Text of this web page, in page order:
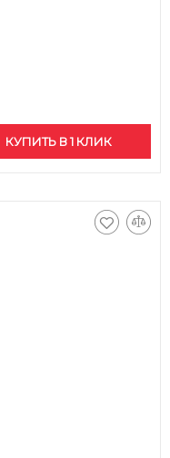
КУПИТЬ В 1 КЛИК